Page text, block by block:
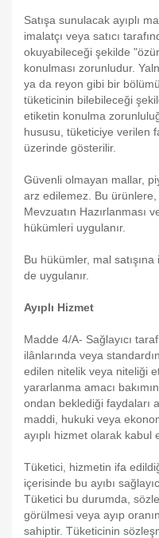
Satışa sunulacak ayıplı
imalatçı veya satıcı
okuyabileceği şekilde
konulması zorunludur.
ya da reyon gibi bir bölümü
tüketicinin bilebileceği
etiketin konulma
hususu, tüketiciye verilen
üzerinde gösterilir.
Güvenli olmayan mallar,
arz edilemez. Bu ürünlere,
Mevzuatın Hazırlanması
hükümleri uygulanır.
Bu hükümler, mal
de uygulanır.
Ayıplı Hizmet
Madde 4/A- Sağlayıcı
ilânlarında veya
edilen nitelik veya niteliği
yararlanma amacı
ondan beklediği faydaları
maddi, hukuki veya
ayıplı hizmet olarak kabul
Tüketici, hizmetin ifa
içerisinde bu ayıbı
Tüketici bu durumda,
görülmesi veya ayıp
sahiptir. Tüketicinin